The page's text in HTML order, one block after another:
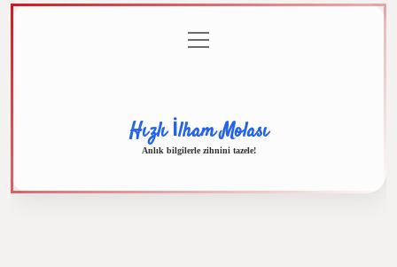
menüyü
aç
Hızlı İlham Molası
Anlık bilgilerle zihnini tazele!